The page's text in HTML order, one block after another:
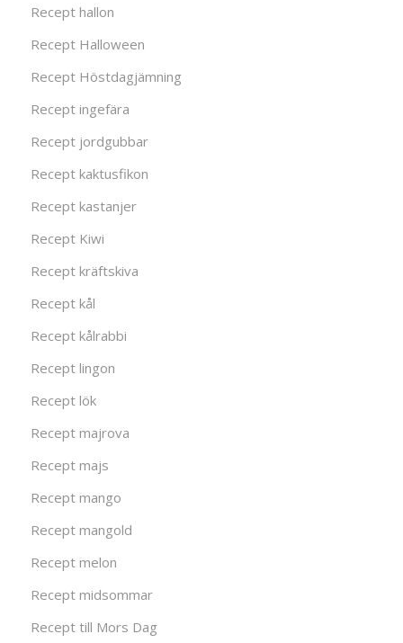
Recept hallon
Recept Halloween
Recept Höstdagjämning
Recept ingefära
Recept jordgubbar
Recept kaktusfikon
Recept kastanjer
Recept Kiwi
Recept kräftskiva
Recept kål
Recept kålrabbi
Recept lingon
Recept lök
Recept majrova
Recept majs
Recept mango
Recept mangold
Recept melon
Recept midsommar
Recept till Mors Dag